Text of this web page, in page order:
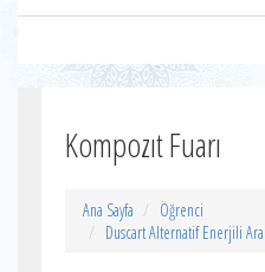
Kompozıt Fuarı
Ana Sayfa
Öğrenci
Duscart Alternatif Enerjili